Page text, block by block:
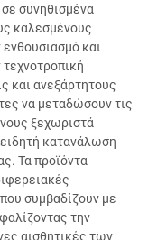
συνηθισμένα
καλεσμένους
και
και ανεξάρτητους
να μεταδώσουν τις
ξεχωριστά
κατανάλωση
Τα προϊόντα
συμβαδίζουν με
την
αισθητικές των